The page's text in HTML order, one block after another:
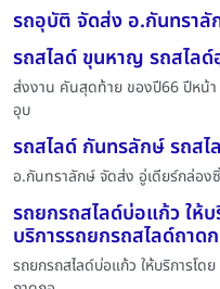
รถอุบัติ จัดส่ง อ.กันทราลั
รถสไลด์ ขุนหาญ รถสไลด์
ส่งงาน คันสุดท้าย ของปี66 ปีหน้
อุบ
รถสไลด์ กันทรลักษ์ รถสไ
อ.กันทราลักษ์ จัดส่ง อู่เดียร์กล่อ
รถยกรถสไลด์บ่อแก้ว ให้
บริการรถยกรถสไลด์ถาด
รถยกรถสไลด์บ่อแก้ว ให้บริการโ